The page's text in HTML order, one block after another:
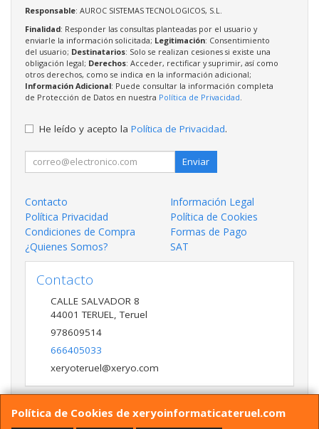
Política de Cookies de xeryoinformaticateruel.com
Responsable: AUROC SISTEMAS TECNOLOGICOS, S.L.
Finalidad: Responder las consultas planteadas por el usuario y
enviarle la información solicitada; Legitimación: Consentimiento
del usuario; Destinatarios: Solo se realizan cesiones si existe una
obligación legal; Derechos: Acceder, rectificar y suprimir, así como
otros derechos, como se indica en la información adicional;
Información Adicional: Puede consultar la información completa
de Protección de Datos en nuestra Política de Privacidad.
He leído y acepto la Política de Privacidad.
Enviar
Contacto
Información Legal
Política Privacidad
Política de Cookies
Condiciones de Compra
Formas de Pago
¿Quienes Somos?
SAT
Contacto
CALLE SALVADOR 8
44001 TERUEL,Teruel
978609514
666405033
xeryoteruel@xeryo.com
Horario